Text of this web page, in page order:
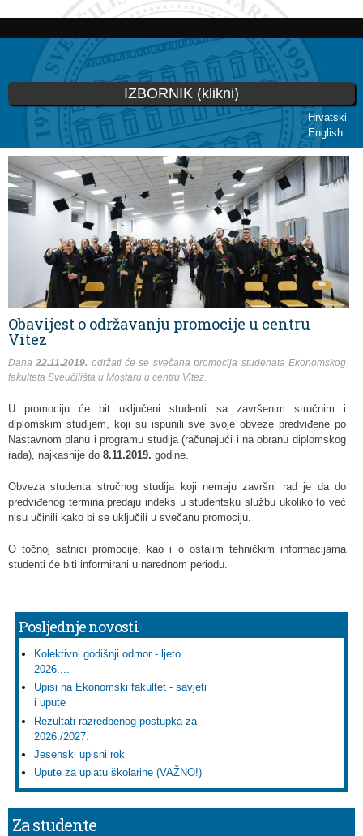
Skoči
glavni
sadržaj
Hrvatski
English
IZBORNIK (klikni)
Vi ste ovdje
Obavijest o održavanju promocije u centru
Vitez
Dana22.11.2019. održati će se svečana promocija studenata Ekonomskog
fakulteta Sveučilišta u Mostaru u centru Vitez.
U promociju će bit uključeni studenti sa završenim stručnim i
diplomskim studijem, koji su ispunili sve svoje obveze predviđene po
Nastavnom planu i programu studija (računajući i na obranu diplomskog
rada), najkasnije do 8.11.2019. godine.
Obveza studenta stručnog studija koji nemaju završni rad je da do
predviđenog termina predaju indeks u studentsku službu ukoliko to već
nisu učinili kako bi se uključili u svečanu promociju.
O točnoj satnici promocije, kao i o ostalim tehničkim informacijama
studenti će biti informirani u narednom periodu.
Posljednje novosti
Kolektivni godišnji odmor - ljeto
2026....
Upisi na Ekonomski fakultet - savjeti
i upute
Rezultati razredbenog postupka za
2026./2027.
Jesenski upisni rok
Upute za uplatu školarine (VAŽNO!)
Za studente